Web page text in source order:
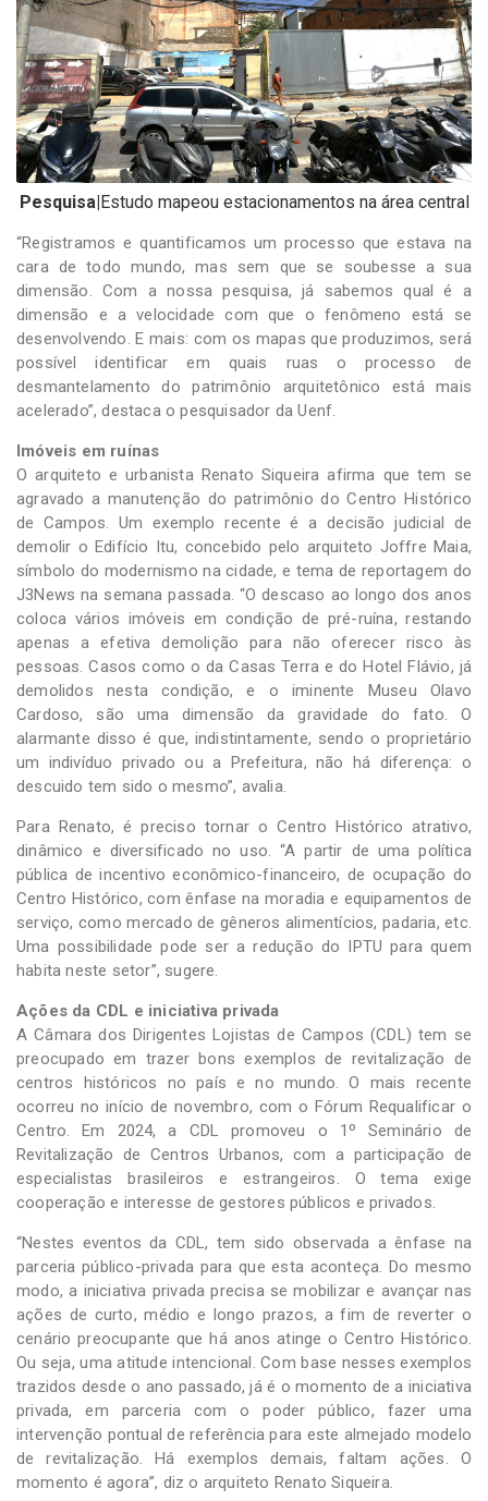
Pesquisa| Estudo mapeou estacionamentos na área central
“Registramos e quantificamos um processo que estava na
cara de todo mundo, mas sem que se soubesse a sua
dimensão. Com a nossa pesquisa, já sabemos qual é a
dimensão e a velocidade com que o fenômeno está se
desenvolvendo. E mais: com os mapas que produzimos, será
possível identificar em quais ruas o processo de
desmantelamento do patrimônio arquitetônico está mais
acelerado”, destaca o pesquisador da Uenf.
Imóveis em ruínas
O arquiteto e urbanista Renato Siqueira afirma que tem se
agravado a manutenção do patrimônio do Centro Histórico
de Campos. Um exemplo recente é a decisão judicial de
demolir o Edifício Itu, concebido pelo arquiteto Joffre Maia,
símbolo do modernismo na cidade, e tema de reportagem do
J3News na semana passada. “O descaso ao longo dos anos
coloca vários imóveis em condição de pré-ruína, restando
apenas a efetiva demolição para não oferecer risco às
pessoas. Casos como o da Casas Terra e do Hotel Flávio, já
demolidos nesta condição, e o iminente Museu Olavo
Cardoso, são uma dimensão da gravidade do fato. O
alarmante disso é que, indistintamente, sendo o proprietário
um indivíduo privado ou a Prefeitura, não há diferença: o
descuido tem sido o mesmo”, avalia.
Para Renato, é preciso tornar o Centro Histórico atrativo,
dinâmico e diversificado no uso. “A partir de uma política
pública de incentivo econômico-financeiro, de ocupação do
Centro Histórico, com ênfase na moradia e equipamentos de
serviço, como mercado de gêneros alimentícios, padaria, etc.
Uma possibilidade pode ser a redução do IPTU para quem
habita neste setor”, sugere.
Ações da CDL e iniciativa privada
A Câmara dos Dirigentes Lojistas de Campos (CDL) tem se
preocupado em trazer bons exemplos de revitalização de
centros históricos no país e no mundo. O mais recente
ocorreu no início de novembro, com o Fórum Requalificar o
Centro. Em 2024, a CDL promoveu o 1º Seminário de
Revitalização de Centros Urbanos, com a participação de
especialistas brasileiros e estrangeiros. O tema exige
cooperação e interesse de gestores públicos e privados.
“Nestes eventos da CDL, tem sido observada a ênfase na
parceria público-privada para que esta aconteça. Do mesmo
modo, a iniciativa privada precisa se mobilizar e avançar nas
ações de curto, médio e longo prazos, a fim de reverter o
cenário preocupante que há anos atinge o Centro Histórico.
Ou seja, uma atitude intencional. Com base nesses exemplos
trazidos desde o ano passado, já é o momento de a iniciativa
privada, em parceria com o poder público, fazer uma
intervenção pontual de referência para este almejado modelo
de revitalização. Há exemplos demais, faltam ações. O
momento é agora”, diz o arquiteto Renato Siqueira.